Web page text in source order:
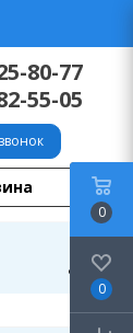
80-77
55-05
0
0